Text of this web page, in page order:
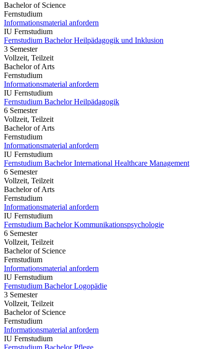
Bachelor of Science
Fernstudium
Informationsmaterial anfordern
IU Fernstudium
Fernstudium Bachelor Heilpädagogik und Inklusion
3 Semester
Vollzeit, Teilzeit
Bachelor of Arts
Fernstudium
Informationsmaterial anfordern
IU Fernstudium
Fernstudium Bachelor Heilpädagogik
6 Semester
Vollzeit, Teilzeit
Bachelor of Arts
Fernstudium
Informationsmaterial anfordern
IU Fernstudium
Fernstudium Bachelor International Healthcare Management
6 Semester
Vollzeit, Teilzeit
Bachelor of Arts
Fernstudium
Informationsmaterial anfordern
IU Fernstudium
Fernstudium Bachelor Kommunikationspsychologie
6 Semester
Vollzeit, Teilzeit
Bachelor of Science
Fernstudium
Informationsmaterial anfordern
IU Fernstudium
Fernstudium Bachelor Logopädie
3 Semester
Vollzeit, Teilzeit
Bachelor of Science
Fernstudium
Informationsmaterial anfordern
IU Fernstudium
Fernstudium Bachelor Pflege